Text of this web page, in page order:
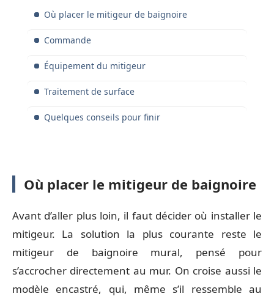
Où placer le mitigeur de baignoire
Commande
Équipement du mitigeur
Traitement de surface
Quelques conseils pour finir
Où placer le mitigeur de baignoire
Avant d’aller plus loin, il faut décider où installer le
mitigeur. La solution la plus courante reste le
mitigeur de baignoire mural, pensé pour
s’accrocher directement au mur. On croise aussi le
modèle encastré, qui, même s’il ressemble au